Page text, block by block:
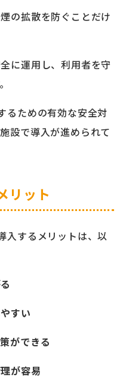
の拡散を防ぐことだけ
に運用し、利用者を守
るための有効な安全対
設で導入が進められて
リット
入するメリットは、以
すい
ができる
が容易